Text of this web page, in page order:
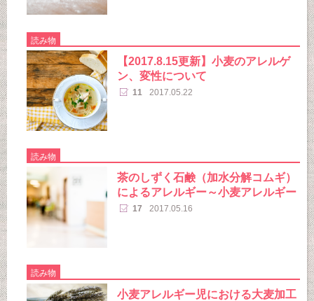
読み物
【2017.8.15更新】小麦のアレルゲ
ン、変性について
11 2017.05.22
読み物
茶のしずく石鹸（加水分解コムギ）
によるアレルギー～小麦アレルギー
17 2017.05.16
読み物
小麦アレルギー児における大麦加工